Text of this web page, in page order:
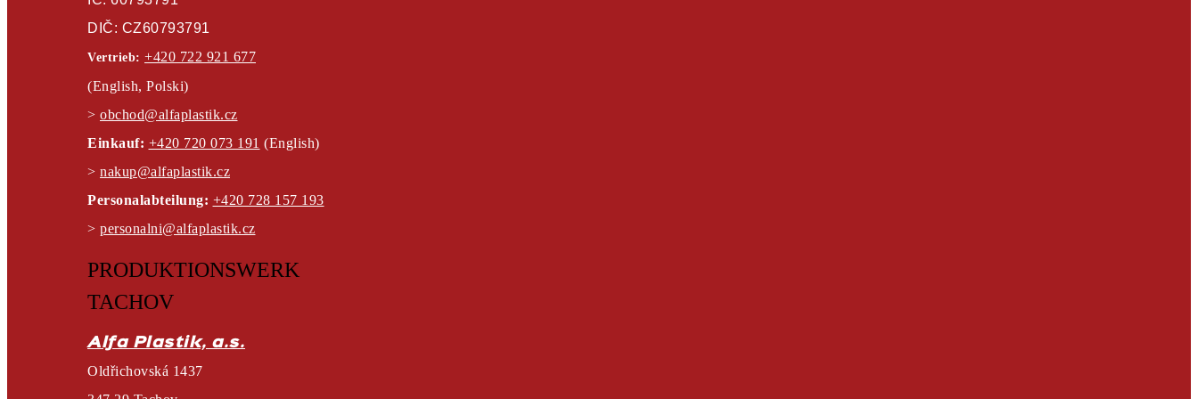
DIČ: CZ60793791
Vertrieb: +420 722 921 677
(English, Polski)
> obchod@alfaplastik.cz
Einkauf: +420 720 073 191 (English)
> nakup@alfaplastik.cz
Personalabteilung: +420 728 157 193
> personalni@alfaplastik.cz
PRODUKTIONSWERK
TACHOV​
Alfa Plastik, a.s.
Oldřichovská 1437